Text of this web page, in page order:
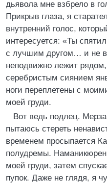
дьявола мне взбрело в
Прикрыв глаза, я
внутренний голос,
интересуется: «Ты
с лучшим другом… и не
неподвижно лежит
серебристым сиянием
ноги переплетены с
моей груди.
Вот ведь подлец.
пытаюсь стереть
временем просыпается
полудремы.
моей груди, затем
пупок. Даже не глядя, я